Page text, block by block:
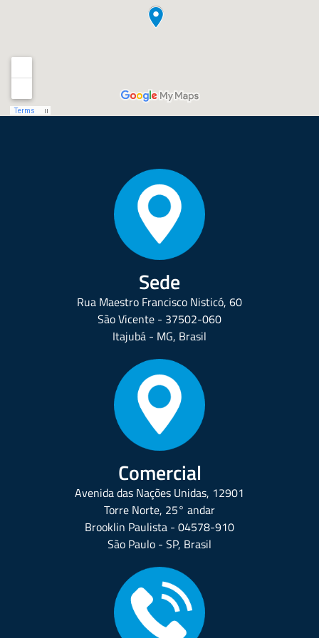
Sede
Rua Maestro Francisco Nisticó, 60
São Vicente - 37502-060
Itajubá - MG, Brasil
Comercial
Avenida das Nações Unidas, 12901
Torre Norte, 25° andar
Brooklin Paulista - 04578-910
São Paulo - SP, Brasil